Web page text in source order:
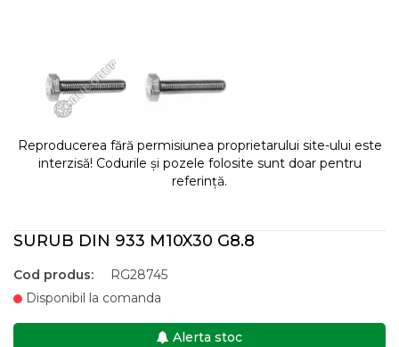
Reproducerea fără permisiunea proprietarului site-ului este
interzisă! Codurile și pozele folosite sunt doar pentru
referință.
SURUB DIN 933 M10X30 G8.8
Cod produs:
RG28745
Disponibil la comanda
Alerta stoc